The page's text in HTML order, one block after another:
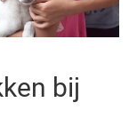
bij